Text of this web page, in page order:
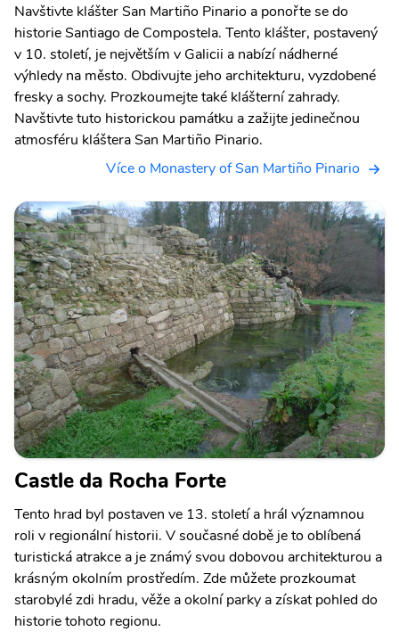
Navštivte klášter San Martiño Pinario a ponořte se do
historie Santiago de Compostela. Tento klášter, postavený
v 10. století, je největším v Galicii a nabízí nádherné
výhledy na město. Obdivujte jeho architekturu, vyzdobené
fresky a sochy. Prozkoumejte také klášterní zahrady.
Navštivte tuto historickou památku a zažijte jedinečnou
atmosféru kláštera San Martiño Pinario.
Více o Monastery of San Martiño Pinario
Castle da Rocha Forte
Tento hrad byl postaven ve 13. století a hrál významnou
roli v regionální historii. V současné době je to oblíbená
turistická atrakce a je známý svou dobovou architekturou a
krásným okolním prostředím. Zde můžete prozkoumat
starobylé zdi hradu, věže a okolní parky a získat pohled do
historie tohoto regionu.